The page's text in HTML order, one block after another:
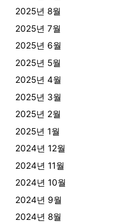
2025년 8월
2025년 7월
2025년 6월
2025년 5월
2025년 4월
2025년 3월
2025년 2월
2025년 1월
2024년 12월
2024년 11월
2024년 10월
2024년 9월
2024년 8월